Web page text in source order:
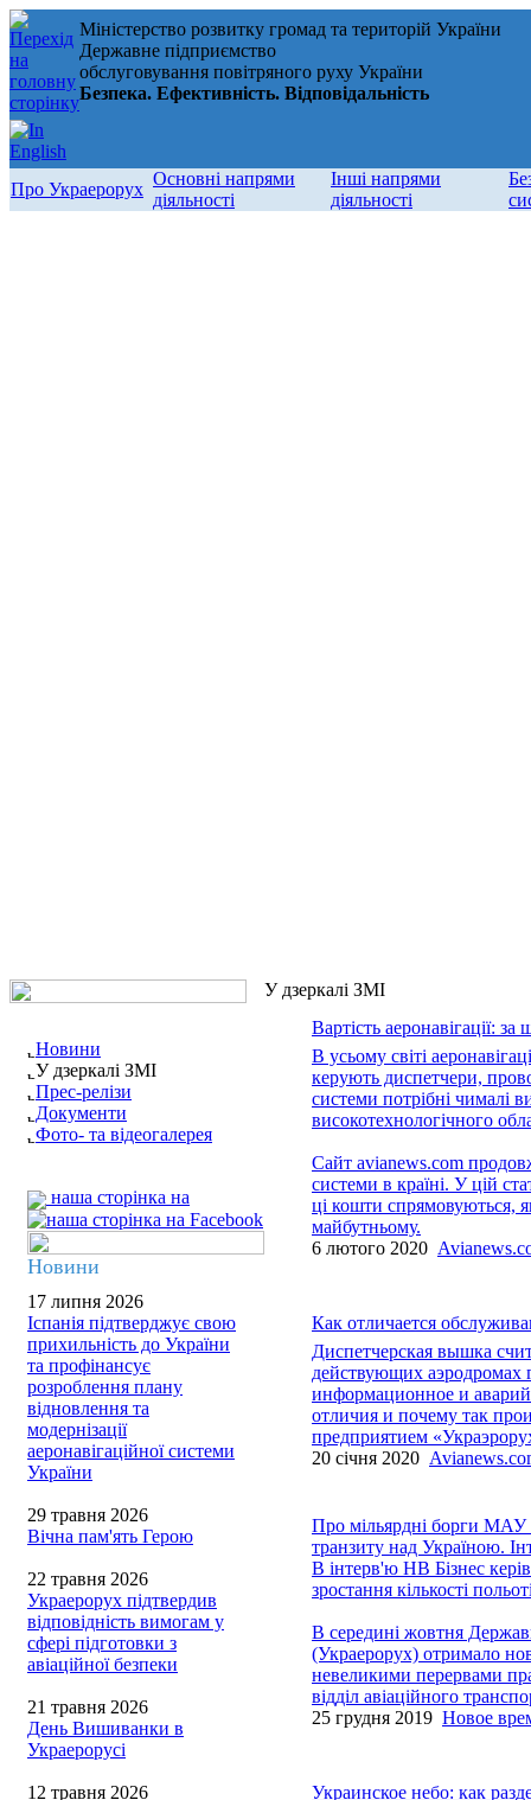
Міністерство розвитку громад та територій України
Державне підприємство
обслуговування повітряного руху України
Безпека. Ефективність. Відповідальність
Про Украерорух
Основні напрями
діяльності
Інші напрями
діяльності
Новини
У дзеркалі ЗМІ
Прес-релізи
Документи
Фото- та відеогалерея
наша сторінка на
Новини
17 липня 2026
Іспанія підтверджує свою
прихильність до України
та профінансує
розроблення плану
відновлення та
модернізації
аеронавігаційної системи
України
29 травня 2026
Вічна пам'ять Герою
22 травня 2026
Украерорух підтвердив
відповідність вимогам у
сфері підготовки з
авіаційної безпеки
21 травня 2026
День Вишиванки в
Украерорусі
12 травня 2026
У дзеркалі ЗМІ
Вартість аеронавігації: за
В усьому світі
керують диспетчери,
системи потрібні чималі
високотехнологічного
Сайт avianews.com
системи в країні. У цій
ці кошти спрямовуються,
майбутньому.
6 лютого 2020
Как отличается
Диспетчерская вышка
действующих аэродромах
информационное и
отличия и почему так
предприятием
20 січня 2020
Про мільярдні борги МАУ
транзиту над Україною.
В інтерв'ю НВ Бізнес
зростання кількості
В середині жовтня
(Украерорух) отримало
невеликими перервами
відділ авіаційного
25 грудня 2019 Новое
Украинское небо: как